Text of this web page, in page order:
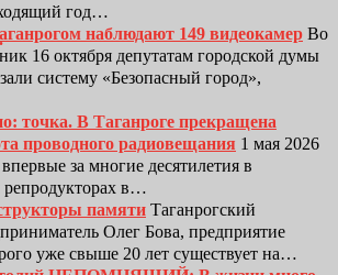
год…
наблюдают 149 видеокамер Во
16 октября депутатам городской думы
систему «Безопасный город»,
точка. В Таганроге прекращена
проводного радиовещания 1 мая 2026
за многие десятилетия в
репродукторах в…
памяти Таганрогский
Олег Бова, предприятие
уже свыше 20 лет существует на…